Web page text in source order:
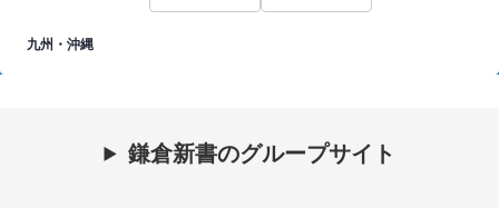
九州・沖縄
鎌倉新書のグループサイト